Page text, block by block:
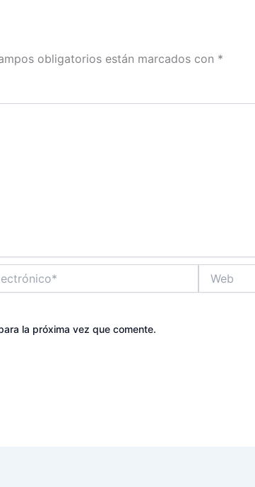
obligatorios están marcados con *
la próxima vez que comente.